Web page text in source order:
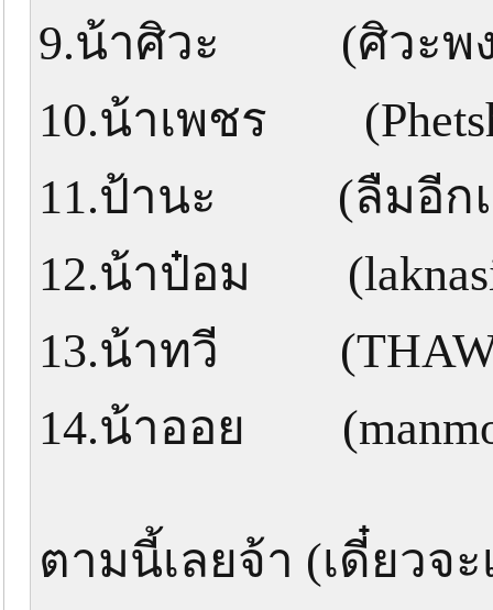
9.น้าศิวะ (ศิวะพง
10.น้าเพชร
11.ป้านะ (ลืมอีก
12.น้าป๋อม
13.น้าทวี
14.น้าออย
ตามนี้เลยจ้า (เดี๋ยวจ